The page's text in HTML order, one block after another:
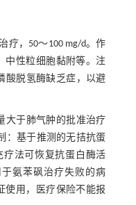
疗，50～100 mg/d。作
中性粒细胞黏附等。注
酸脱氢酶缺乏症，以避
大于肺气肿的批准治疗
：基于推测的无拮抗蛋
疗法可恢复抗蛋白酶活
氨苯砜治疗失败的病
使用，医疗保险不能报